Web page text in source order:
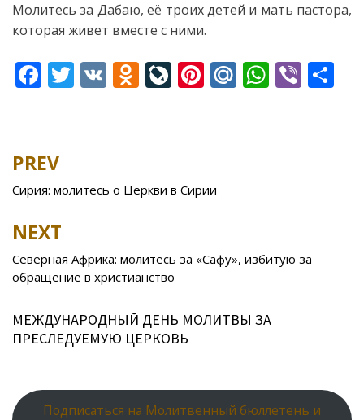
Молитесь за Дабаю, её троих детей и мать пастора,
которая живет вместе с ними.
F
b
o
o
k
T V O
kl
as
ni
ki
Li
u
r
al
Pi
st
M W Vi
Post
navigation
PREV
Сирия: молитесь о Церкви в Сирии
NEXT
Северная Африка: молитесь за «Сафу», избитую за
обращение в христианство
МЕЖДУНАРОДНЫЙ ДЕНЬ МОЛИТВЫ ЗА
ПРЕСЛЕДУЕМУЮ ЦЕРКОВЬ
Подписаться на Молитвенный бюллетень и